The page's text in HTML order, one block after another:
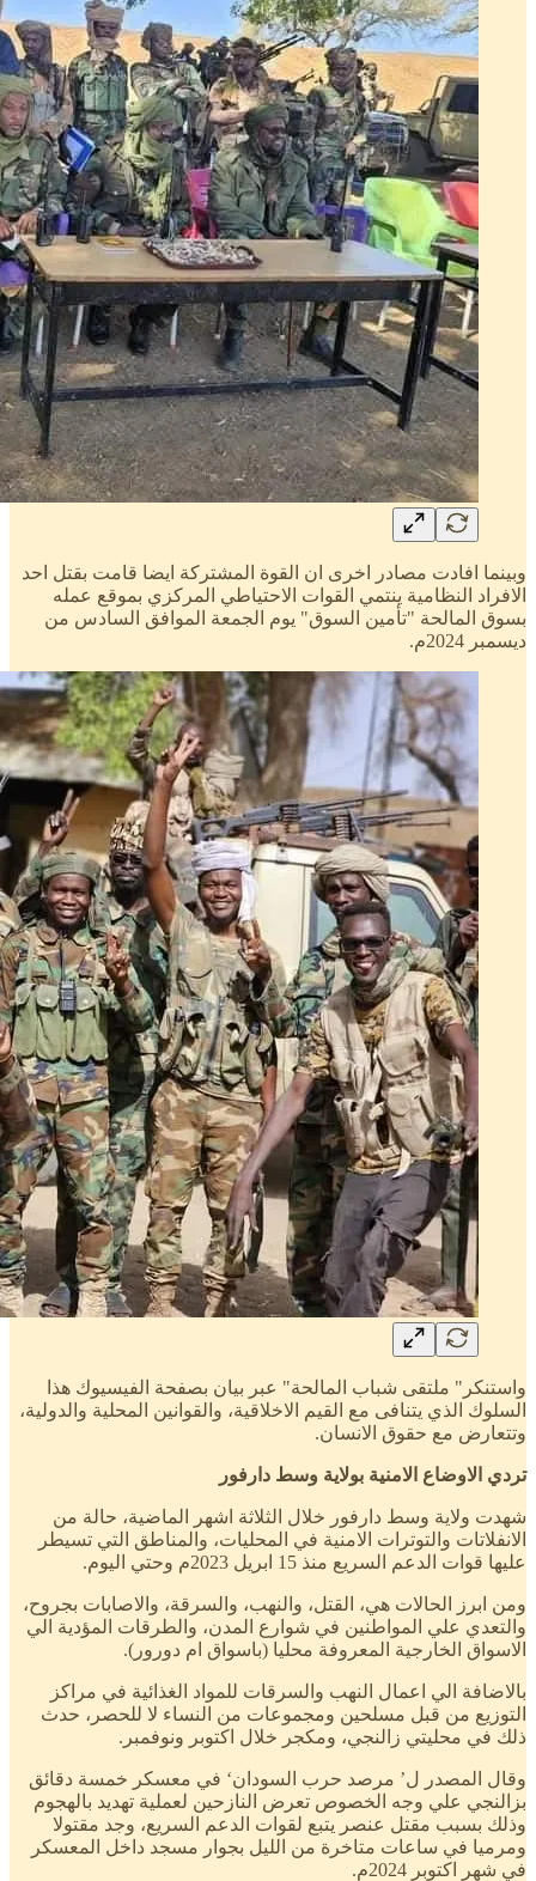
وبينما افادت مصادر اخرى ان القوة المشتركة ايضا قامت بقتل احد
الافراد النظامية ينتمي القوات الاحتياطي المركزي بموقع عمله
بسوق المالحة "تأمين السوق" يوم الجمعة الموافق السادس من
ديسمبر 2024م.
واستنكر" ملتقى شباب المالحة" عبر بيان بصفحة الفيسيوك هذا
السلوك الذي يتنافى مع القيم الاخلاقية، والقوانين المحلية والدولية،
وتتعارض مع حقوق الانسان.
تردي الاوضاع الامنية بولاية وسط دارفور
شهدت ولاية وسط دارفور خلال الثلاثة اشهر الماضية، حالة من
الانفلاتات والتوترات الامنية في المحليات، والمناطق التي تسيطر
عليها قوات الدعم السريع منذ 15 ابريل 2023م وحتي اليوم.
ومن ابرز الحالات هي، القتل، والنهب، والسرقة، والاصابات بجروح،
والتعدي علي المواطنين في شوارع المدن، والطرقات المؤدية الي
الاسواق الخارجية المعروفة محليا (باسواق ام دورور).
بالاضافة الي اعمال النهب والسرقات للمواد الغذائية في مراكز
التوزيع من قبل مسلحين ومجموعات من النساء لا للحصر، حدث
ذلك في محليتي زالنجي، ومكجر خلال اكتوبر ونوفمبر.
وقال المصدر ل’ مرصد حرب السودان‘ في معسكر خمسة دقائق
بزالنجي علي وجه الخصوص تعرض النازحين لعملية تهديد بالهجوم
وذلك بسبب مقتل عنصر يتبع لقوات الدعم السريع، وجد مقتولا
ومرميا في ساعات متاخرة من الليل بجوار مسجد داخل المعسكر
في شهر اكتوبر 2024م.